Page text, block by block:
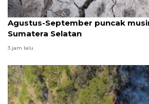
Agustus-September puncak
Sumatera Selatan
3 jam lalu